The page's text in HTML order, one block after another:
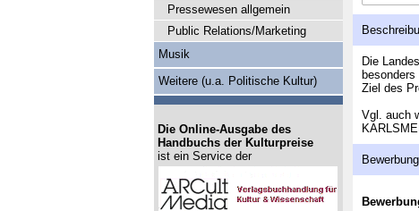
Die
Ziel des
Vgl. auch
Pressewesen allgemein
Public Relations/Marketing
Musik
Weitere (u.a. Politische Kultur)
Die Online-Ausgabe des
Handbuchs der Kulturpreise
ist ein Service der